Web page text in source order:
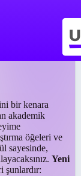
bir kenara
akademik
öğeleri ve
sayesinde,
Yeni
şunlardır: